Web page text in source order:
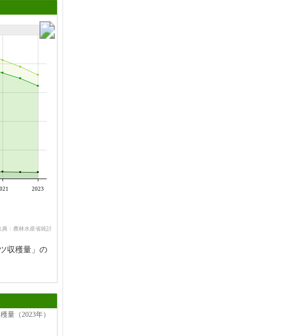
2023
典：農林水産省統計
収穫量」の
量（2023年）